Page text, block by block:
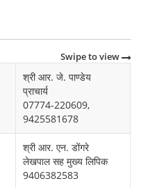
Swipe to view
श्री आर. जे. पाण्डेय
प्राचार्य
07774-220609,
9425581678
श्री आर. एन. डोंगरे
लेखपाल सह मुख्य लिपिक
9406382583